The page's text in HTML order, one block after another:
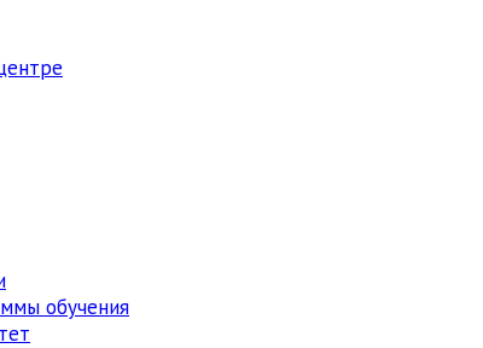
обучения